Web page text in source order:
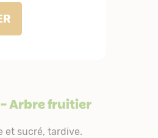
- Arbre fruitier
et sucré, tardive.